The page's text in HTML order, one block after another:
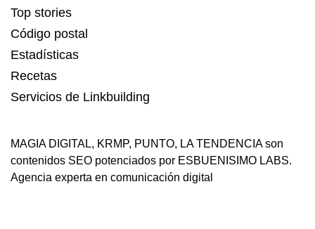
Top stories
Código postal
Estadísticas
Recetas
Servicios de Linkbuilding
MAGIA DIGITAL, KRMP, PUNTO, LA TENDENCIAson
contenidos SEO potenciados por ESBUENISIMO LABS.
Agencia experta en comunicación digital